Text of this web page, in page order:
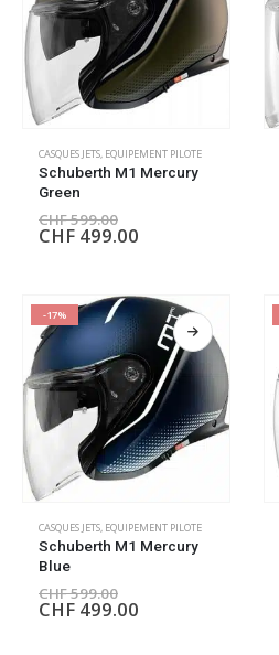
CASQUES JETS, EQUIPEMENT PILOTE
Schuberth M1 Mercury
Green
CHF599.00
CHF 499.00
-17%
CASQUES JETS, EQUIPEMENT PILOTE
Schuberth M1 Mercury
Blue
CHF599.00
CHF 499.00